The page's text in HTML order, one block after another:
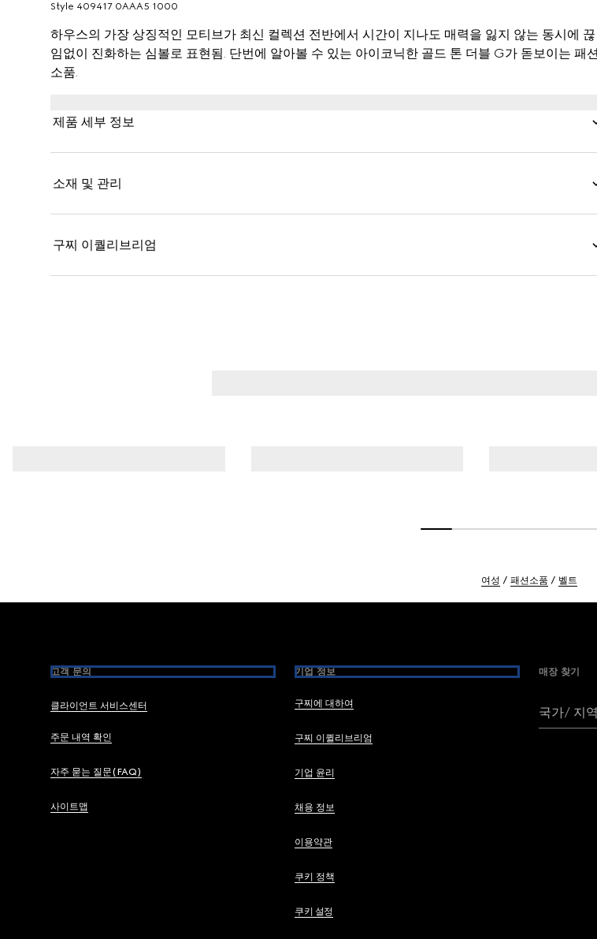
Style ‎409417 0AAA5 1000
하우스의 가장 상징적인 모티브가 최신 컬렉션 전반에서 시간이 지나도 매력을 잃지 않는 동시에 끊
임없이 진화하는 심볼로 표현됨. 단번에 알아볼 수 있는 아이코닉한 골드 톤 더블 G가 돋보이는 패션
소품.
제품 세부 정보
소재 및 관리
구찌 이퀄리브리엄
여성 패션소품 벨트
고객 문의
클라이언트 서비스센터
주문 내역 확인
자주 묻는 질문(FAQ)
사이트맵
기업 정보
구찌에 대하여
구찌 이퀼리브리엄
기업 윤리
채용 정보
이용약관
쿠키 정책
쿠키 설정
매장 찾기
국가/ 지